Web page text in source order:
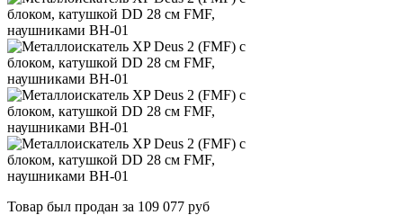
Товар был продан за 109 077 руб